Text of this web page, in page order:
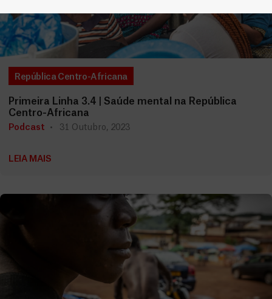
República Centro-Africana
Primeira Linha 3.4 | Saúde mental na República
Centro-Africana
Podcast 31 Outubro, 2023
LEIA MAIS